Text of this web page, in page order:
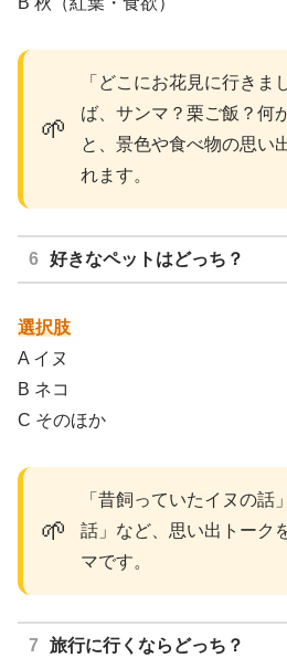
🌱
「どこにお花見に行きま
ば、サンマ？栗ご飯？何
と、景色や食べ物の思い
れます。
好きなペットはどっち？
選択肢
A イヌ
B ネコ
C そのほか
🌱
「昔飼っていたイヌの話
話」など、思い出トーク
マです。
旅行に行くならどっち？